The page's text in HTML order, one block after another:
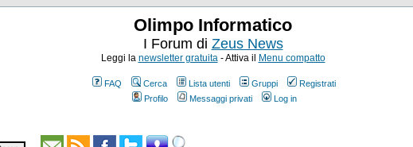
Olimpo Informatico
I Forum di Zeus News
Leggi la newsletter gratuita- Attiva il Menu compatto
FAQ Cerca Lista utenti Gruppi
Registrati
Profilo
Messaggi privati Log in